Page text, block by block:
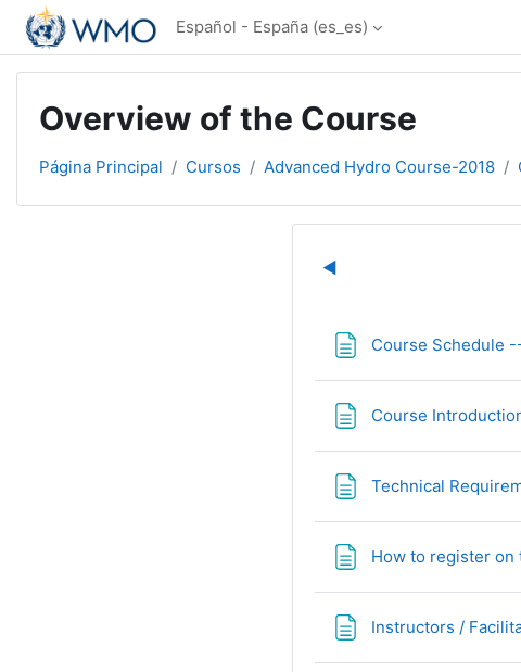
Salta al contenido principal
Español - España ‎(es_es)‎
Overview of the Course
Página Principal Cursos Advanced Hydro Course-2018
Perfilado de
◀︎
Course Schedule
Course
Technical
How to register on
Instructors /